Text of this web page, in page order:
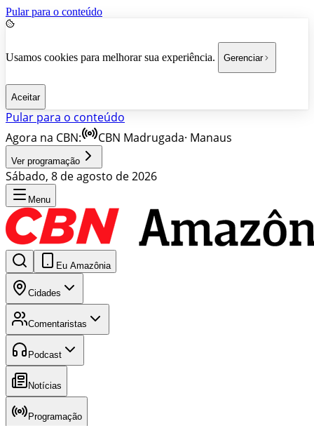
Pular para o conteúdo
Usamos cookies para melhorar sua experiência. Gerenciar
Aceitar
Pular para o conteúdo
Agora na CBN:
CBN Madrugada· Manaus
Ver programação
Sábado, 8 de agosto de 2026
Menu
Eu Amazônia
Cidades
Comentaristas
Podcast
Notícias
Programação